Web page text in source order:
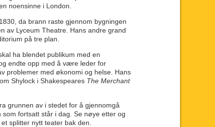
noensinne i London.
da brann raste gjennom bygningen
av Lyceum Theatre. Hans andre grand
på tre plan.
ha blendet publikum med en
endte opp med å være leder for
problemer med økonomi og helse. Hans
Shylock i Shakespeares The Merchant
grunnen av i stedet for å gjennomgå
fortsatt står i dag. Se nøye etter og
splitter nytt teater bak den.